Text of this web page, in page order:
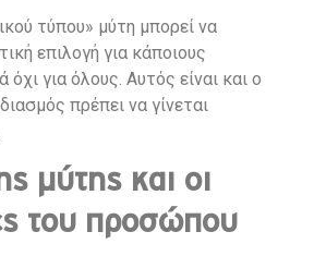
τύπου» μύτη μπορεί να
επιλογή για κάποιους
για όλους. Αυτός είναι και ο
πρέπει να γίνεται
μύτης και οι
του προσώπου